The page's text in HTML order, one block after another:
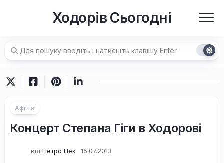
Ходорів Сьогодні
Афіша
Концерт Степана Гіги в Ходорові
від Петро Нек 15.07.2013